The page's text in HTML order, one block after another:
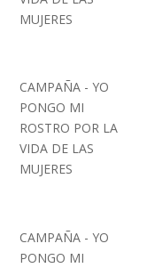
MUJERES
CAMPAÑA - YO
PONGO MI
ROSTRO POR LA
VIDA DE LAS
MUJERES
CAMPAÑA - YO
PONGO MI